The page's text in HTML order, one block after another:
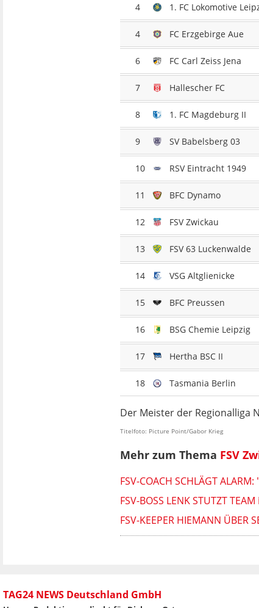
4 1. FC Lokomotive
4 FC Erzgebirge Aue
6 FC Carl Zeiss Jena
7 Hallescher FC
8 1. FC Magdeburg II
9 SV Babelsberg 03
10 RSV Eintracht 1949
11 BFC Dynamo
12 FSV Zwickau
13 FSV 63 Luckenwalde
14 VSG Altglienicke
15 BFC Preussen
16 BSG Chemie Leipzig
17 Hertha BSC II
18 Tasmania Berlin
Der Meister der Regionalliga
Titelfoto: Picture Point/Gabor Krieg
Mehr zum Thema FSV
FSV-COACH SCHLÄGT
FSV-BOSS LENK STUTZT
FSV-KEEPER HIEMANN ÜBER
TAG24 NEWS Deutschland GmbH